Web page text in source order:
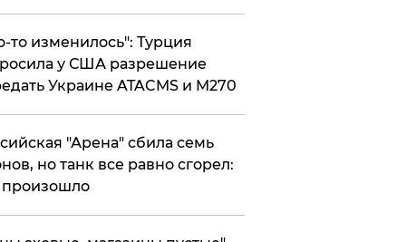
то изменилось": Турция
у США разрешение
Украине ATACMS и M270
"Арена" сбила семь
но танк все равно сгорел:
произошло